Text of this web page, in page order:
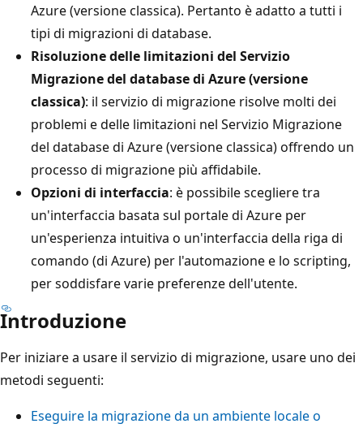
Azure (versione classica). Pertanto è adatto a tutti i
tipi di migrazioni di database.
Risoluzione delle limitazioni del Servizio
Migrazione del database di Azure (versione
classica): il servizio di migrazione risolve molti dei
problemi e delle limitazioni nel Servizio Migrazione
del database di Azure (versione classica) offrendo un
processo di migrazione più affidabile.
Opzioni di interfaccia: è possibile scegliere tra
un'interfaccia basata sul portale di Azure per
un'esperienza intuitiva o un'interfaccia della riga di
comando (di Azure) per l'automazione e lo scripting,
per soddisfare varie preferenze dell'utente.
Introduzione
Per iniziare a usare il servizio di migrazione, usare uno dei
metodi seguenti:
Eseguire la migrazione da un ambiente locale o